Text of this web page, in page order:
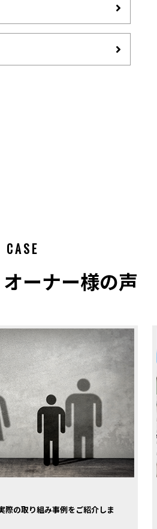
CASE
ーナー様の声
際の取り組み事例をご紹介しま